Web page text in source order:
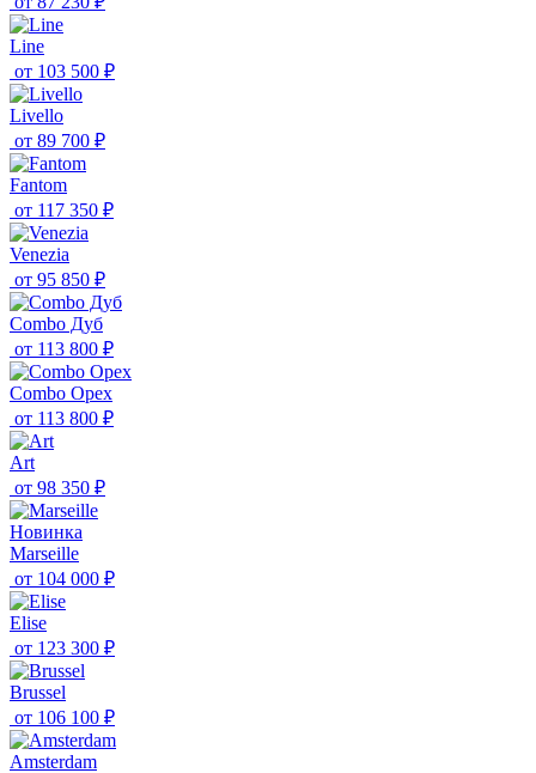
Line
от 103 500 ₽
Livello
от 89 700 ₽
Fantom
от 117 350 ₽
Venezia
от 95 850 ₽
Combo Дуб
от 113 800 ₽
Combo Орех
от 113 800 ₽
Art
от 98 350 ₽
Новинка
Marseille
от 104 000 ₽
Elise
от 123 300 ₽
Brussel
от 106 100 ₽
Amsterdam